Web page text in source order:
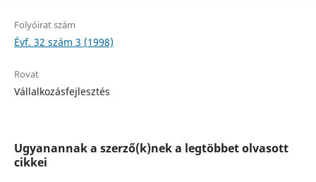
Folyóirat szám
Évf. 32 szám 3 (1998)
Rovat
Vállalkozásfejlesztés
Ugyanannak a szerző(k)nek a legtöbbet olvasott
cikkei